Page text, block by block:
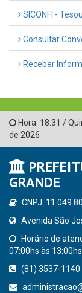
SICONFI -
Consultar
Receber
Hora: 18:31 /
de 2026
GRANDE
CNPJ:
Avenida São
Horário de
07:00hs às
(81) 3537-1140